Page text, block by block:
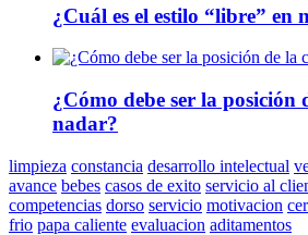
¿Cuál es el estilo “libre” en
¿Cómo debe ser la posición
nadar?
limpieza constancia desarrollo intelectual
avance bebes casos de exito servicio al
competencias dorso servicio motivacion
frio papa caliente evaluacion aditamentos